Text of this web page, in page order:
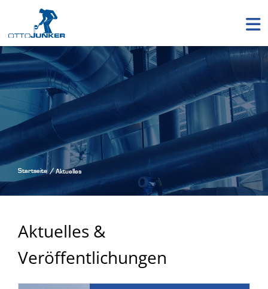
Startseite Aktuelles
Aktuelles &
Veröffentlichungen